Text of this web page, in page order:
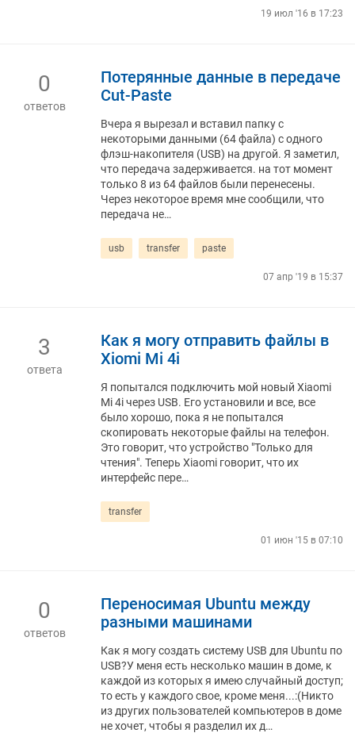
19 июл '16 в 17:23
0
ответов
Потерянные данные в передаче
Cut-Paste
Вчера я вырезал и вставил папку с
некоторыми данными (64 файла) с одного
флэш-накопителя (USB) на другой. Я заметил,
что передача задерживается. на тот момент
только 8 из 64 файлов были перенесены.
Через некоторое время мне сообщили, что
передача не…
usb transfer paste
07 апр '19 в 15:37
3
ответа
Как я могу отправить файлы в
Xiomi Mi 4i
Я попытался подключить мой новый Xiaomi
Mi 4i через USB. Его установили и все, все
было хорошо, пока я не попытался
скопировать некоторые файлы на телефон.
Это говорит, что устройство "Только для
чтения". Теперь Xiaomi говорит, что их
интерфейс пере…
transfer
01 июн '15 в 07:10
0
ответов
Переносимая Ubuntu между
разными машинами
Как я могу создать систему USB для Ubuntu по
USB?У меня есть несколько машин в доме, к
каждой из которых я имею случайный доступ;
то есть у каждого свое, кроме меня...:(Никто
из других пользователей компьютеров в доме
не хочет, чтобы я разделил их д…